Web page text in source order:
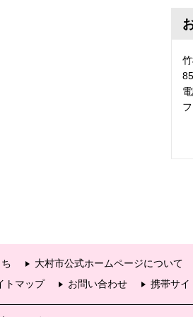
大村市公式ホームページについて
トマップ お問い合わせ 携帯サイ